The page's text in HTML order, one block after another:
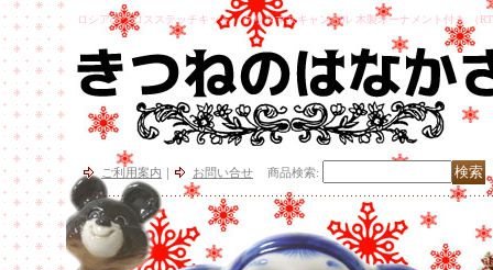
ロシアのクロスステッチキット、クリスマスキャンドル 木製オーナメント付き （
ご利用案内 ｜ お問い合せ 商品検索: